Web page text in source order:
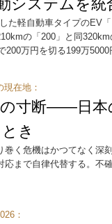
システムを統
た軽自動車タイプのEV
の「200」と同
万円を切る199万
在地：
の寸断――日
き
く危機はかつてなく深
まで自律代替する。不
：